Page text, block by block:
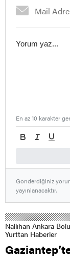
En az 10 karakter
Gönderdiğiniz
yayınlanacaktır.
Nallıhan Ankara
Yurttan Haberler